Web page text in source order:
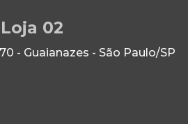
02
- Guaianazes - São Paulo/SP